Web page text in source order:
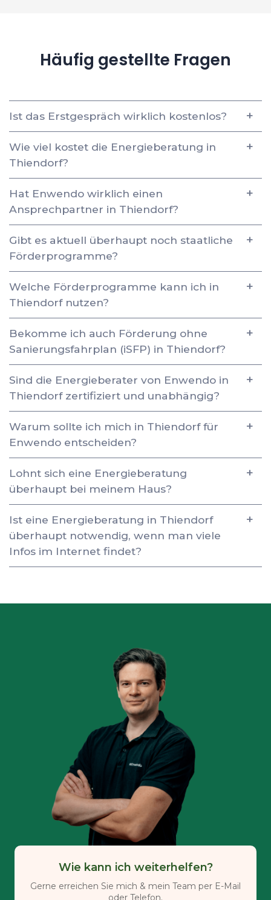
Häufig gestellte Fragen
Ist das Erstgespräch wirklich kostenlos?
Wie viel kostet die Energieberatung in
Thiendorf?
Hat Enwendo wirklich einen
Ansprechpartner in Thiendorf?
Gibt es aktuell überhaupt noch staatliche
Förderprogramme?
Welche Förderprogramme kann ich in
Thiendorf nutzen?
Bekomme ich auch Förderung ohne
Sanierungsfahrplan (iSFP) in Thiendorf?
Sind die Energieberater von Enwendo in
Thiendorf zertifiziert und unabhängig?
Warum sollte ich mich in Thiendorf für
Enwendo entscheiden?
Lohnt sich eine Energieberatung
überhaupt bei meinem Haus?
Ist eine Energieberatung in Thiendorf
überhaupt notwendig, wenn man viele
Infos im Internet findet?
Wie kann ich weiterhelfen?
Gerne erreichen Sie mich & mein Team per E-Mail
oder Telefon.